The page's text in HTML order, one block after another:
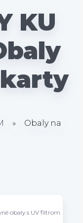
»
Obaly na
KU
obaly s UV filtrom